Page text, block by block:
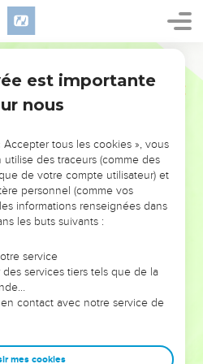
L’ÉVÉNEMENT
!
VOUS ÉVITER LES
?
voit moins les doutes, les erreurs
ont traversés, alors même que ce
les ont façonnés.
entrepreneurs, et responsables
de sagesse afin que leurs erreurs
est importante
nous
tous les cookies », vous
des traceurs (comme des
de votre compte utilisateur) et
personnel (comme vos
informations renseignées dans
les buts suivants :
service
services tiers tels que de la
contact avec notre service de
mes cookies